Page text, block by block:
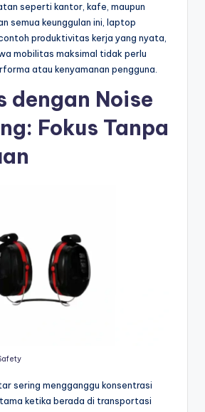
seperti kantor, kafe, maupun
semua keunggulan ini, laptop
produktivitas kerja yang nyata,
mobilitas maksimal tidak perlu
atau kenyamanan pengguna.
dengan Noise
Fokus Tanpa
sering mengganggu konsentrasi
ketika berada di transportasi